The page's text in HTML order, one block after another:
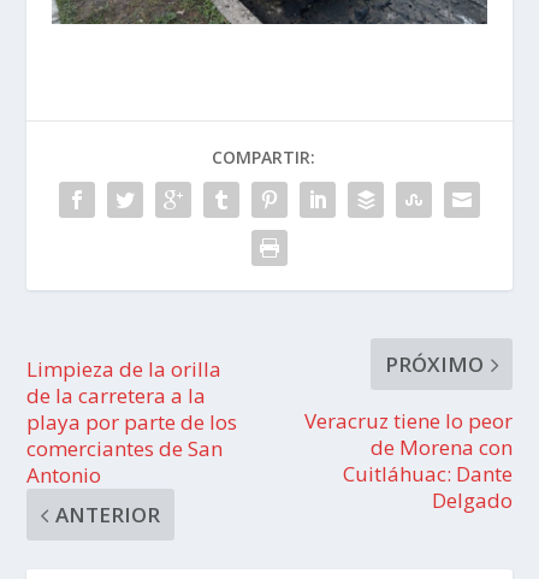
COMPARTIR:
Limpieza de la orilla
de la carretera a la
playa por parte de los
comerciantes de San
Antonio
ANTERIOR
PRÓXIMO
Veracruz tiene lo peor
de Morena con
Cuitláhuac: Dante
Delgado